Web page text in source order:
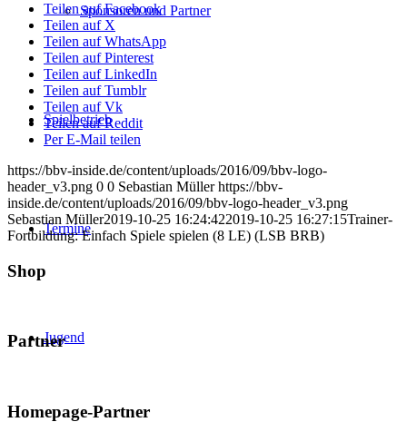
Sponsoren und Partner
Spielbetrieb
Termine
Jugend
Teilen auf Facebook
Teilen auf X
Teilen auf WhatsApp
Teilen auf Pinterest
Teilen auf LinkedIn
Teilen auf Tumblr
Teilen auf Vk
Teilen auf Reddit
Per E-Mail teilen
https://bbv-inside.de/content/uploads/2016/09/bbv-logo-
header_v3.png 0 0 Sebastian Müller https://bbv-
inside.de/content/uploads/2016/09/bbv-logo-header_v3.png
Sebastian Müller2019-10-25 16:24:422019-10-25 16:27:15Trainer-
Fortbildung: Einfach Spiele spielen (8 LE) (LSB BRB)
Shop
Partner
Homepage-Partner